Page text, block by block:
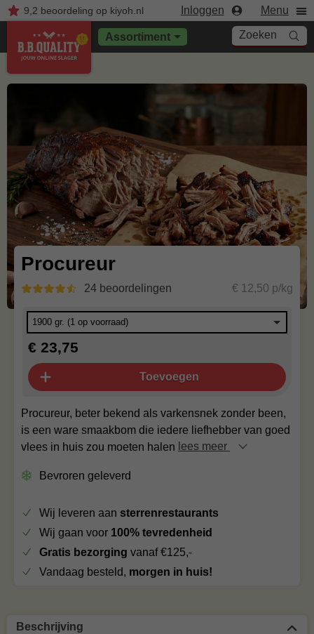
9,2 beoordelingop kiyoh.nl Inloggen Menu
Assortiment Zoeken
Procureur
24 beoordelingen € 12,50 p/kg
Procureur, beter bekend als varkensnek zonder been,
is een ware smaakbom die iedere liefhebber van goed
vlees in huis zou moeten halen lees meer
Bevroren geleverd
€ 23,75
Toevoegen
Wij leveren aan sterrenrestaurants
Wij gaan voor 100% tevredenheid
Gratis bezorging vanaf €125,-
Vandaag besteld, morgen in huis!
Beschrijving